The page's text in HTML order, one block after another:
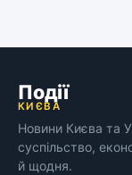
Події
КИЄВА
Новини Києва та
суспільство,
й щодня.